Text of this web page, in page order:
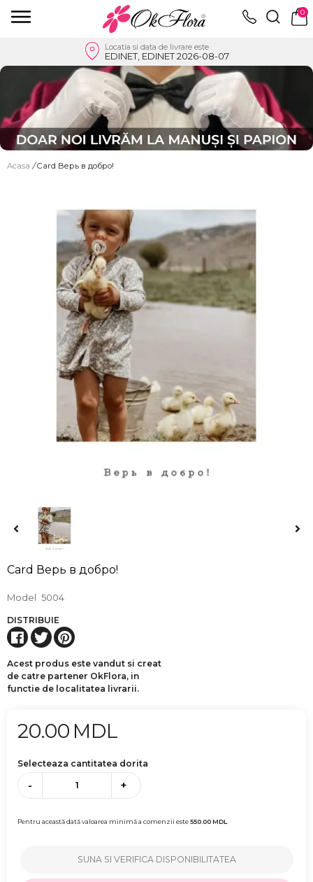
0
Locatia si data de livrare este
EDINET, EDINET 2026-08-07
Acasa / Card Верь в добро!
Card Верь в добро!
Model 5004
DISTRIBUIE
Acest produs este vandut si creat
de catre partener OkFlora, in
functie de localitatea livrarii.
20.00 MDL
Selecteaza cantitatea dorita
- +
Pentru această dată valoarea minimă a comenzii este550.00MDL
SUNA SI VERIFICA DISPONIBILITATEA